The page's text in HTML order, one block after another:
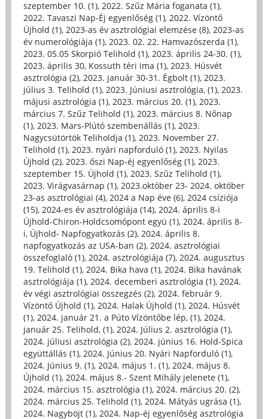
szeptember 10. (1), 2022. Szűz Mária foganata (1),
2022. Tavaszi Nap-Éj egyenlőség (1), 2022. Vízöntő
Újhold (1), 2023-as év asztrológiai elemzése (8), 2023-as
év numerológiája (1), 2023. 02. 22. Hamvazószerda (1),
2023. 05.05 Skorpió Telihold (1), 2023. április 24-30. (1),
2023. április 30, Kossuth téri ima (1), 2023. Húsvét
asztrológia (2), 2023. január 30-31. Égbolt (1), 2023.
július 3. Telihold (1), 2023. Júniusi asztrológia, (1), 2023.
májusi asztrológia (1), 2023. március 20. (1), 2023.
március 7. Szűz Telihold (1), 2023. március 8. Nőnap
(1), 2023. Mars-Plútó szembenállás (1), 2023.
Nagycsütörtök Teliholdja (1), 2023. November 27.
Telihold (1), 2023. nyári napforduló (1), 2023. Nyilas
Újhold (2), 2023. őszi Nap-éj egyenlőség (1), 2023.
szeptember 15. Újhold (1), 2023. Szűz Telihold (1),
2023. Virágvasárnap (1), 2023.október 23- 2024. október
23-as asztrológiai (4), 2024 a Nap éve (6), 2024 csíziója
(15), 2024-es év asztrológiája (14), 2024. április 8-i
Újhold-Chiron-Holdcsomópont együ (1), 2024. április 8-
i, Újhold- Napfogyatkozás (2), 2024. április 8.
napfogyatkozás az USA-ban (2), 2024. asztrológiai
összefoglaló (1), 2024. asztrológiája (7), 2024. augusztus
19. Telihold (1), 2024. Bika hava (1), 2024. Bika havának
asztrológiája (1), 2024. decemberi asztrológia (1), 2024.
év végi asztrológiai összegzés (2), 2024. február 9.
Vízöntő Újhold (1), 2024. Halak Újhold (1), 2024. Húsvét
(1), 2024. január 21. a Púto Vízöntőbe lép, (1), 2024.
január 25. Telihold, (1), 2024. Július 2. asztrológia (1),
2024. júliusi asztrológia (2), 2024. június 16. Hold-Spica
együttállás (1), 2024. Június 20. Nyári Napforduló (1),
2024. Június 9. (1), 2024. május 1. (1), 2024. május 8.
Újhold (1), 2024. május 8.- Szent Mihály jelenete (1),
2024. március 15. asztrológia (1), 2024. március 20. (2),
2024. március 25. Telihold (1), 2024. Mátyás ugrása (1),
2024. Nagyböjt (1), 2024. Nap-éj egyenlőség asztrológia